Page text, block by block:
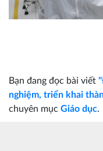
Bạn đang đọc bài viết
nghiệm, triển khai
chuyên mục Giáo dục.